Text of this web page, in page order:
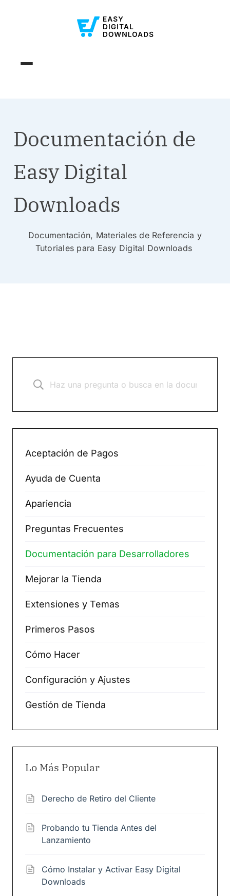
Documentación de
Easy Digital
Downloads
Documentación, Materiales de Referencia y
Tutoriales para Easy Digital Downloads
Aceptación de Pagos
Ayuda de Cuenta
Apariencia
Preguntas Frecuentes
Documentación para Desarrolladores
Mejorar la Tienda
Extensiones y Temas
Primeros Pasos
Cómo Hacer
Configuración y Ajustes
Gestión de Tienda
Lo Más Popular
Derecho de Retiro del Cliente
Probando tu Tienda Antes del
Lanzamiento
Cómo Instalar y Activar Easy Digital
Downloads